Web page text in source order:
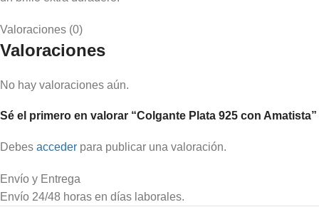
Valoraciones (0)
Valoraciones
No hay valoraciones aún.
Sé el primero en valorar “Colgante Plata 925 con Amatista”
Debes acceder para publicar una valoración.
Envío y Entrega
Envío 24/48 horas en días laborales.